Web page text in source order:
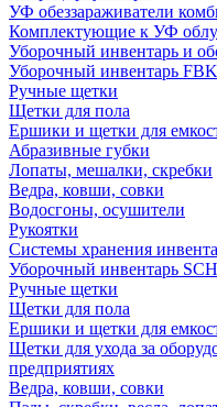
УФ обеззараживатели
Комплектующие к УФ
Уборочный инвентарь и
Уборочный инвентарь
Ручные щетки
Щетки для пола
Ершики и щетки для
Абразивные губки
Лопаты, мешалки, скребки
Ведра, ковши, совки
Водосгоны, осушители
Рукоятки
Системы хранения
Уборочный инвентарь
Ручные щетки
Щетки для пола
Ершики и щетки для
Щетки для ухода за
предприятиях
Ведра, ковши, совки